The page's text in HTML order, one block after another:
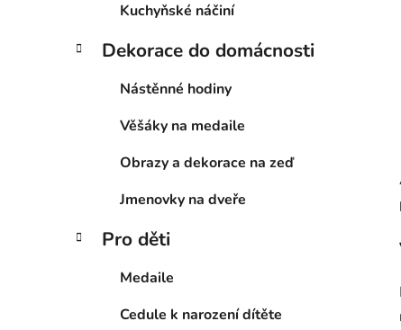
Kuchyňské náčiní
Dekorace do domácnosti
Nástěnné hodiny
Věšáky na medaile
Obrazy a dekorace na zeď
Jmenovky na dveře
Pro děti
Medaile
Cedule k narození dítěte